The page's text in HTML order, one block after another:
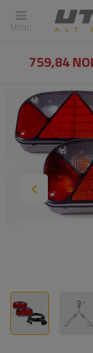
Tilbake
759,84